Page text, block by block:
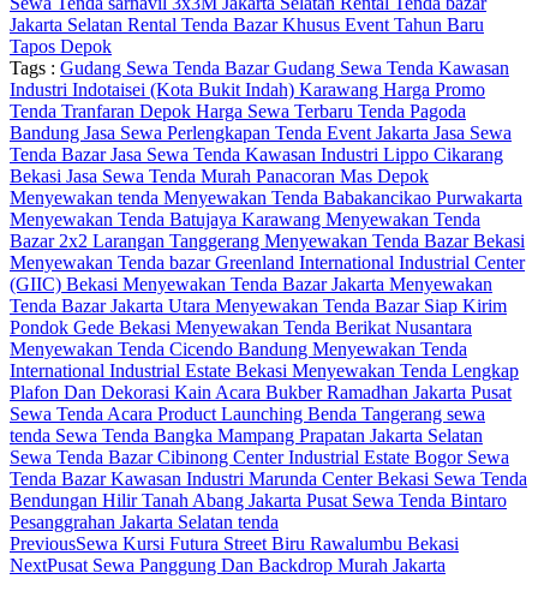
Jakarta Selatan Rental Tenda Bazar Khusus Event Tahun Baru
Tapos Depok
Tags : Gudang Sewa Tenda BazarGudang Sewa Tenda Kawasan
Industri Indotaisei (Kota Bukit Indah) Karawang Harga Promo
Tenda Tranfaran Depok Harga Sewa Terbaru Tenda Pagoda
Bandung Jasa Sewa Perlengkapan Tenda Event Jakarta Jasa Sewa
Tenda BazarJasa Sewa Tenda Kawasan Industri Lippo Cikarang
Bekasi Jasa Sewa Tenda Murah Panacoran Mas Depok
Menyewakan tenda Menyewakan Tenda Babakancikao Purwakarta
Menyewakan Tenda Batujaya Karawang Menyewakan Tenda
Bazar 2x2 Larangan Tanggerang Menyewakan Tenda Bazar Bekasi
Menyewakan Tenda bazar Greenland International Industrial Center
(GIIC) Bekasi Menyewakan Tenda Bazar Jakarta Menyewakan
Tenda Bazar Jakarta Utara Menyewakan Tenda Bazar Siap Kirim
Pondok Gede Bekasi Menyewakan Tenda Berikat Nusantara
Menyewakan Tenda Cicendo Bandung Menyewakan Tenda
International Industrial Estate Bekasi Menyewakan Tenda Lengkap
Plafon Dan Dekorasi Kain Acara Bukber Ramadhan Jakarta Pusat
Sewa Tenda Acara Product Launching Benda Tangerang sewa
tenda Sewa Tenda Bangka Mampang Prapatan Jakarta Selatan
Sewa Tenda Bazar Cibinong Center Industrial Estate Bogor Sewa
Tenda Bazar Kawasan Industri Marunda Center Bekasi Sewa Tenda
Bendungan Hilir Tanah Abang Jakarta Pusat Sewa Tenda Bintaro
Pesanggrahan Jakarta Selatan tenda
PreviousSewa Kursi Futura Street Biru Rawalumbu Bekasi
NextPusat Sewa Panggung Dan Backdrop Murah Jakarta